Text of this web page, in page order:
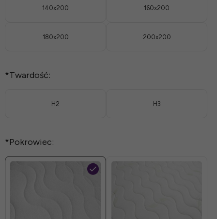
140x200 160x200
180x200 200x200
*Twardość:
H2 H3
*Pokrowiec: